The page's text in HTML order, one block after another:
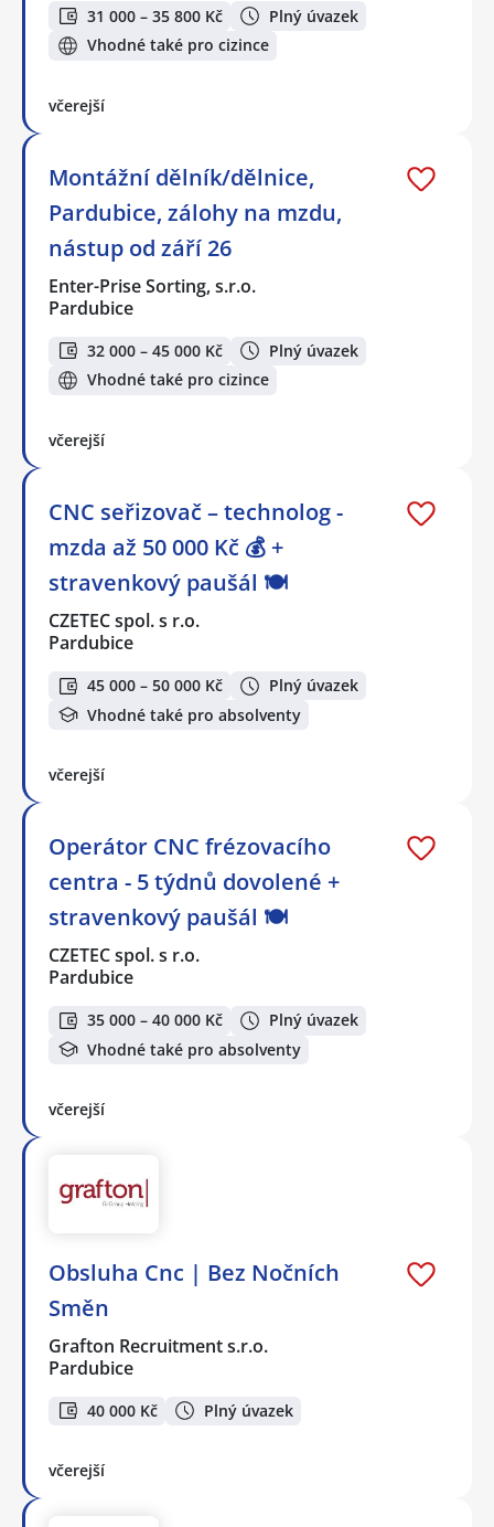
31 000 – 35 800 Kč
Plný úvazek
Vhodné také pro cizince
včerejší
Montážní dělník/dělnice,
Pardubice, zálohy na mzdu,
nástup od září 26
Enter-Prise Sorting, s.r.o.
Pardubice
32 000 – 45 000 Kč
Plný úvazek
Vhodné také pro cizince
včerejší
CNC seřizovač – technolog -
mzda až 50 000 Kč 💰 +
stravenkový paušál 🍽️
CZETEC spol. s r.o.
Pardubice
45 000 – 50 000 Kč
Plný úvazek
Vhodné také pro absolventy
včerejší
Operátor CNC frézovacího
centra - 5 týdnů dovolené +
stravenkový paušál 🍽️
CZETEC spol. s r.o.
Pardubice
35 000 – 40 000 Kč
Plný úvazek
Vhodné také pro absolventy
včerejší
Obsluha Cnc | Bez Nočních
Směn
Grafton Recruitment s.r.o.
Pardubice
40 000 Kč Plný úvazek
včerejší